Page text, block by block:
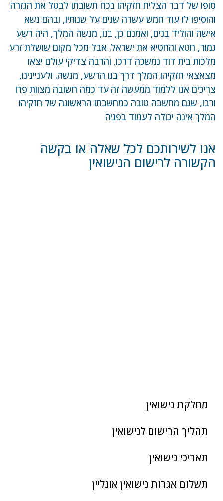
סופו של דבר הצליח חזקיהו בכח תשובתו לבטל את הגזרה
והוסיפו לו עוד חמש עשרה שנים על שנותיו, ובהם נשא
אישה והוליד בנים, ואמנם כן, בנו, מנשה המלך, היה רשע
גמור, חטא והחטיא את ישראל. אבל מכל מקום שושלת זרע
מלכות בית דוד נמשכה דרכו, והרבה צדיקי עולם יצאו
מצאצאי חזקיהו המלך דרך בנו הרשע, מנשה. ולעניינינו,
צריכים אנו ללמוד ממעשה זה עד כמה חשובה מצוות פרו
ורבו, שגם מחשבה טובה כמחשבתו הראשונה של חזקיהו
המלך אינה יכולה לעמוד בפניה
אנו לשירותכם לכל שאלה או בקשה
הקשורה לרישום הנישואין
מחלקת נישואין
תהליך הרישום לנישואין
תאריכי נישואין
תשלום אגרות נישואין אונליין